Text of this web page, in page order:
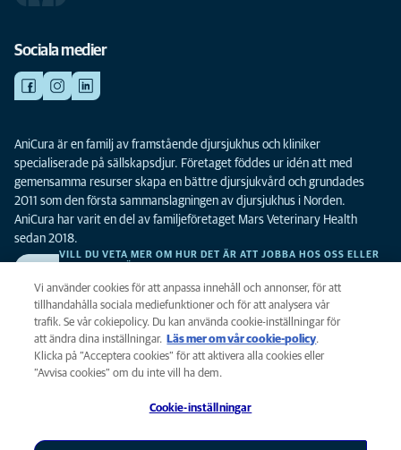
Sociala medier
AniCura är en familj av framstående djursjukhus och kliniker
specialiserade på sällskapsdjur. Företaget föddes ur idén att med
gemensamma resurser skapa en bättre djursjukvård och grundades
2011 som den första sammanslagningen av djursjukhus i Norden.
AniCura har varit en del av familjeföretaget Mars Veterinary Health
sedan 2018.
VILL DU VETA MER OM HUR DET ÄR ATT JOBBA HOS OSS ELLER
Integritet
Legalt
Vi använder cookies för att anpassa innehåll och annonser, för att
tillhandahålla sociala mediefunktioner och för att analysera vår
trafik. Se vår cokiepolicy. Du kan använda cookie-inställningar för
att ändra dina inställningar.
Läs mer om vår cookie-policy(opens in a
new tab)
.
Klicka på ”Acceptera cookies” för att aktivera alla cookies eller
”Avvisa cookies” om du inte vill ha dem.
Cookie-inställningar